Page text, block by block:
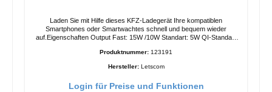
Laden Sie mit Hilfe dieses KFZ-Ladegerät Ihre kompatiblen
Smartphones oder Smartwachtes schnell und bequem wieder
auf.Eigenschaften Output Fast: 15W /10W Standart: 5W QI-Standart
Produktnummer: 123191
Hersteller: Letscom
Login für Preise und Funktionen